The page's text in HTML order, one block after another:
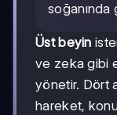
Üst beyin
ve zeka gibi
yönetir. Dört
hareket,